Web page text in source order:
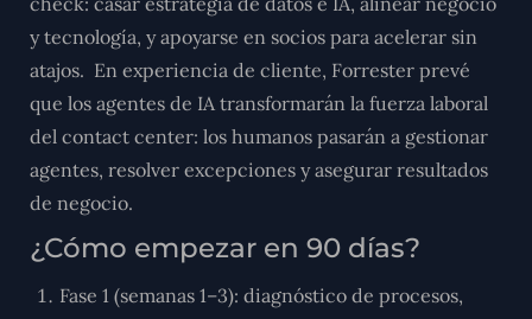
y tecnología, y apoyarse en socios para acelerar sin
atajos. En experiencia de cliente, Forrester prevé
que los agentes de IA transformarán la fuerza laboral
del contact center: los humanos pasarán a gestionar
agentes, resolver excepciones y asegurar resultados
de negocio.
¿Cómo empezar en 90 días?
Fase 1 (semanas 1–3): diagnóstico de procesos,